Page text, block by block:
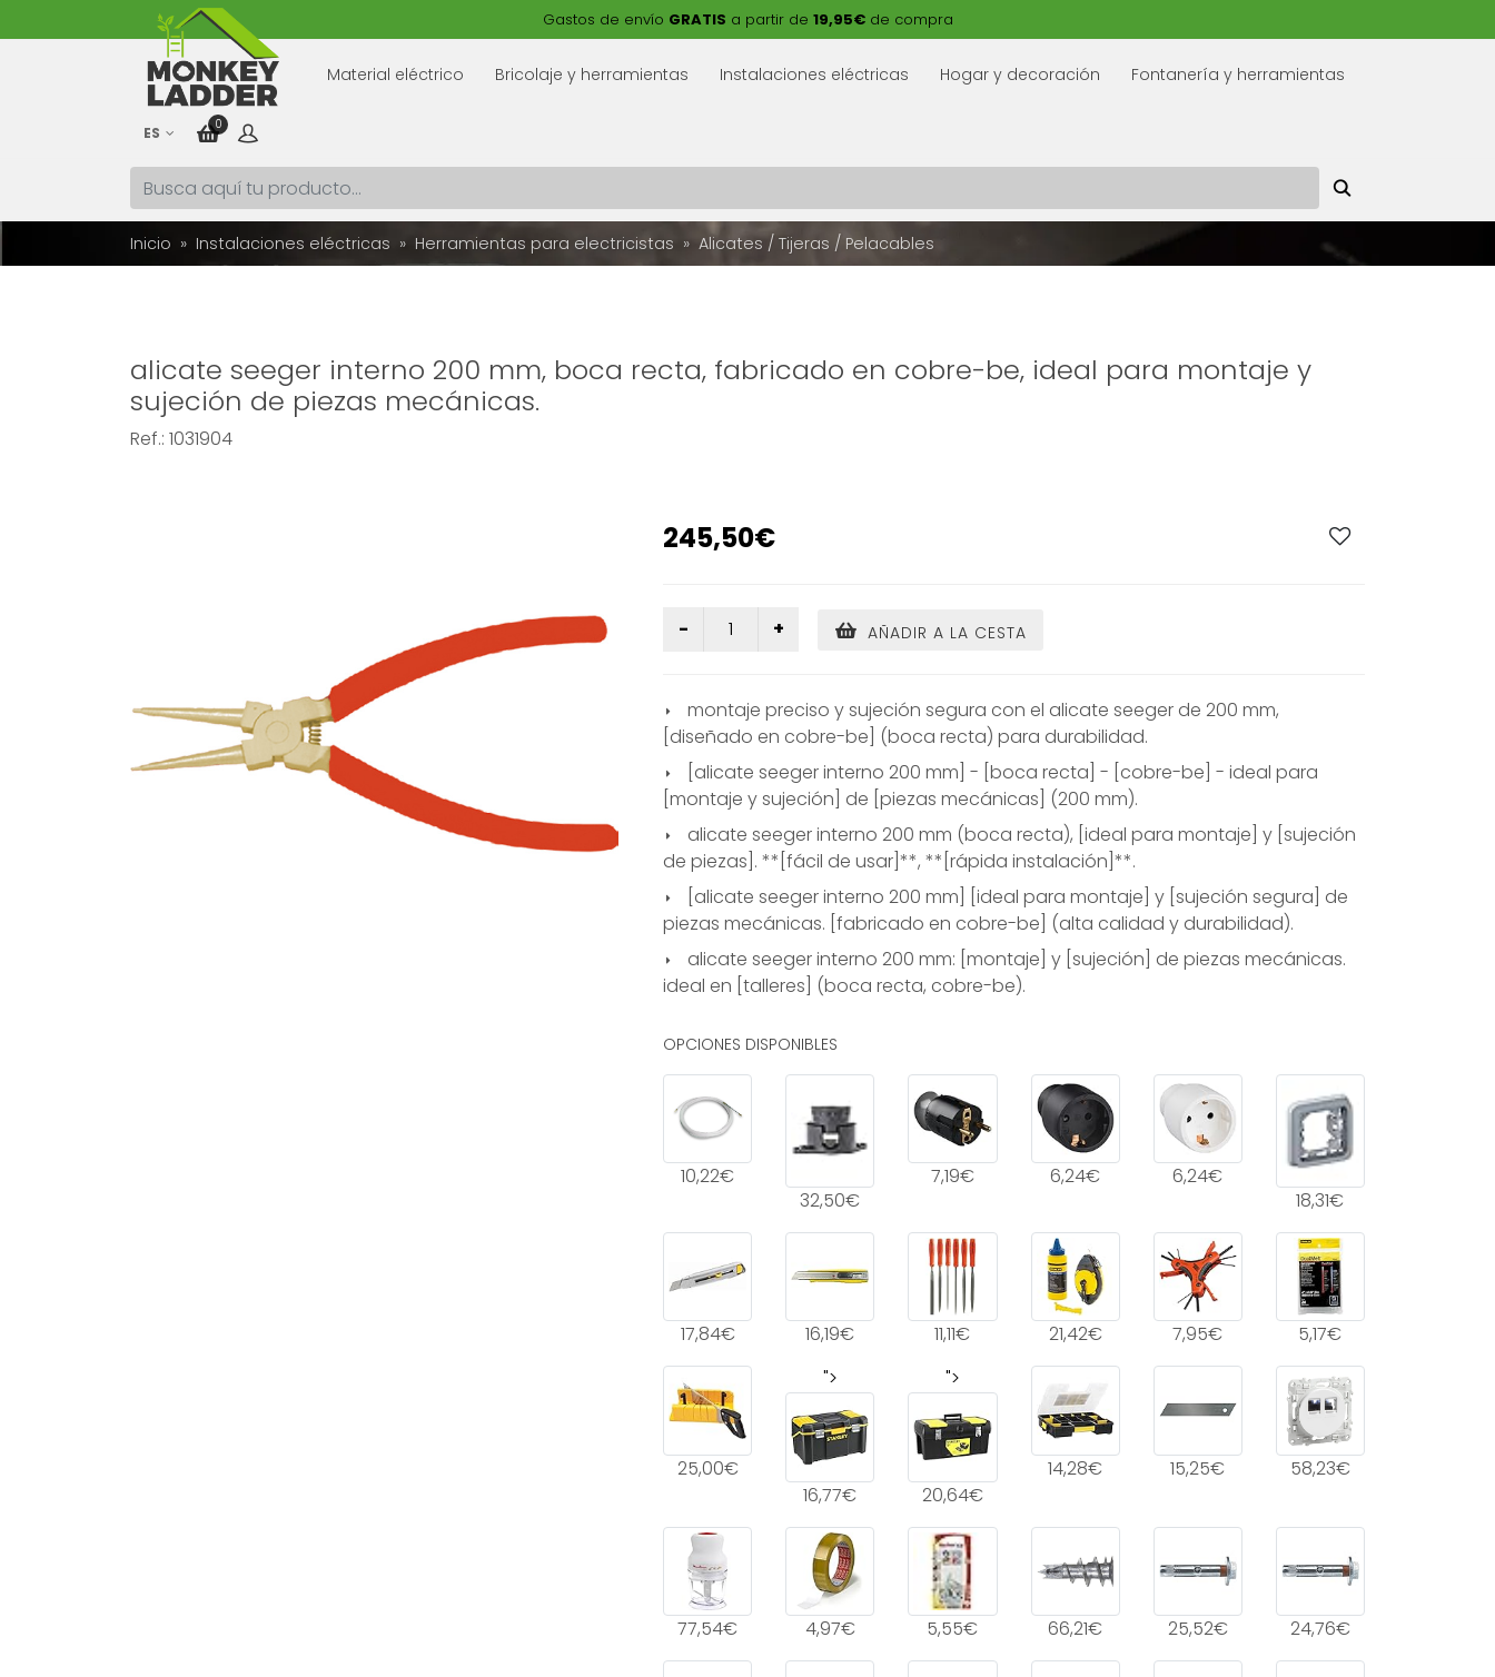
Gastos de envío GRATIS a partir de 19,95€de compra
ES 0
Material eléctrico Bricolaje y herramientas Instalaciones eléctricas Hogar y decoración Fontanería y herramientas
Inicio Instalaciones eléctricas Herramientas para electricistas Alicates / Tijeras / Pelacables
alicate seeger interno 200 mm, boca recta, fabricado en cobre-be, ideal para montaje y
sujeción de piezas mecánicas.
Ref.: 1031904
245,50€
AÑADIR A LA CESTA
montaje preciso y sujeción segura con el alicate seeger de 200 mm,
[diseñado en cobre-be] (boca recta) para durabilidad.
[alicate seeger interno 200 mm] - [boca recta] - [cobre-be] - ideal para
[montaje y sujeción] de [piezas mecánicas] (200 mm).
alicate seeger interno 200 mm (boca recta), [ideal para montaje] y [sujeción
de piezas]. **[fácil de usar]**, **[rápida instalación]**.
[alicate seeger interno 200 mm] [ideal para montaje] y [sujeción segura] de
piezas mecánicas. [fabricado en cobre-be] (alta calidad y durabilidad).
alicate seeger interno 200 mm: [montaje] y [sujeción] de piezas mecánicas.
ideal en [talleres] (boca recta, cobre-be).
OPCIONES DISPONIBLES
10,22€
32,50€
7,19€ 6,24€
6,24€
18,31€
17,84€ 16,19€ 11,11€ 21,42€ 7,95€ 5,17€
25,00€
">
16,77€
">
20,64€
14,28€ 15,25€ 58,23€
77,54€ 4,97€ 5,55€ 66,21€ 25,52€ 24,76€